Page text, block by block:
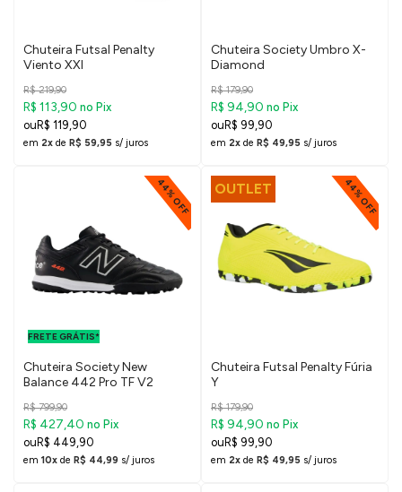
Chuteira Futsal Penalty
Viento XXI
R$ 219,90
R$ 113,90 no Pix
R$ 119,90
em 2x de R$ 59,95 s/ juros
Chuteira Society Umbro X-
Diamond
R$ 179,90
R$ 94,90 no Pix
R$ 99,90
em 2x de R$ 49,95 s/ juros
44% OFF
FRETE GRÁTIS*
Chuteira Society New
Balance 442 Pro TF V2
R$ 799,90
R$ 427,40 no Pix
R$ 449,90
em 10x de R$ 44,99 s/ juros
OUTLET 44% OFF
Chuteira Futsal Penalty Fúria
Y
R$ 179,90
R$ 94,90 no Pix
R$ 99,90
em 2x de R$ 49,95 s/ juros